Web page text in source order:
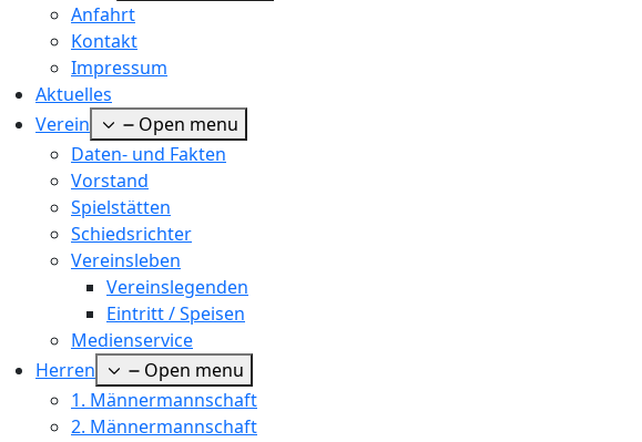
Anfahrt
Kontakt
Impressum
Aktuelles
Verein
Open menu
Daten- und Fakten
Vorstand
Spielstätten
Schiedsrichter
Vereinsleben
Vereinslegenden
Eintritt / Speisen
Medienservice
Herren
Open menu
1. Männermannschaft
2. Männermannschaft